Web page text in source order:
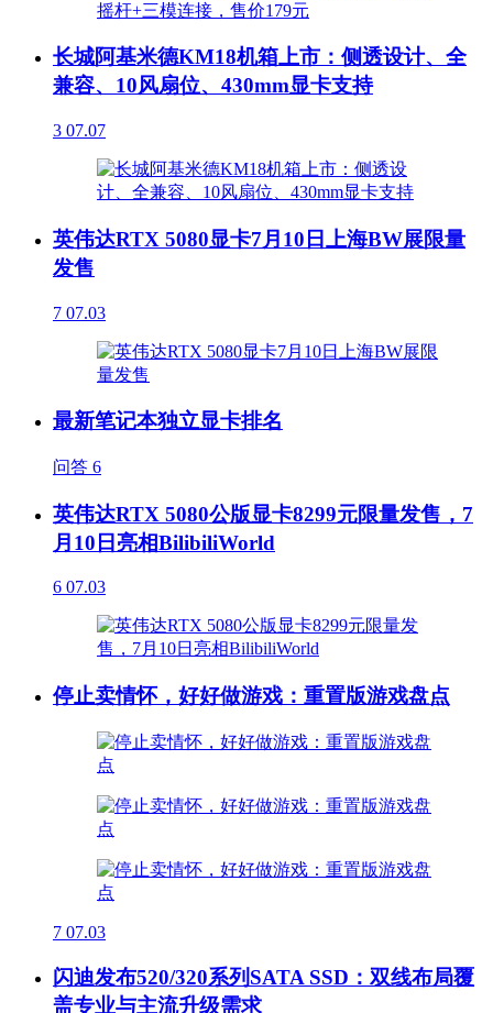
长城阿基米德KM18机箱上市：侧透设计、全
兼容、10风扇位、430mm显卡支持
3 07.07
英伟达RTX 5080显卡7月10日上海BW展限量
发售
7 07.03
最新笔记本独立显卡排名
问答 6
英伟达RTX 5080公版显卡8299元限量发售，7
月10日亮相BilibiliWorld
6 07.03
停止卖情怀，好好做游戏：重置版游戏盘点
7 07.03
闪迪发布520/320系列SATA SSD：双线布局覆
盖专业与主流升级需求